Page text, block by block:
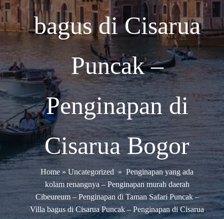
bagus di Cisarua
Puncak –
Penginapan di
Cisarua Bogor
Home » Uncategorized » Penginapan yang ada
kolam renangnya – Penginapan murah daerah
Cibeureum – Penginapan di Taman Safari Puncak –
Villa bagus di Cisarua Puncak – Penginapan di Cisarua